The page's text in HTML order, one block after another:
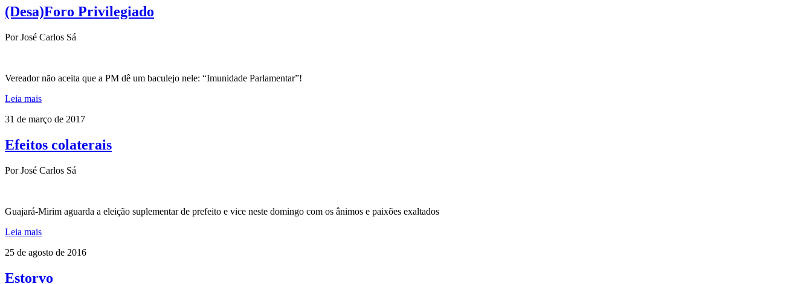
(Desa)Foro Privilegiado
Por José Carlos Sá
Vereador não aceita que a PM dê um baculejo nele: “Imunidade Parlamentar”!
Leia mais
31 de março de 2017
Efeitos colaterais
Por José Carlos Sá
Guajará-Mirim aguarda a eleição suplementar de prefeito e vice neste domingo com os ânimos e paixões exaltados
Leia mais
25 de agosto de 2016
Estorvo